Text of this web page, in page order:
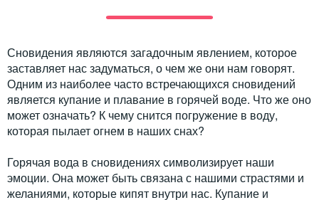
Сновидения являются загадочным явлением, которое
заставляет нас задуматься, о чем же они нам говорят.
Одним из наиболее часто встречающихся сновидений
является купание и плавание в горячей воде. Что же оно
может означать? К чему снится погружение в воду,
которая пылает огнем в наших снах?
Горячая вода в сновидениях символизирует наши
эмоции. Она может быть связана с нашими страстями и
желаниями, которые кипят внутри нас. Купание и